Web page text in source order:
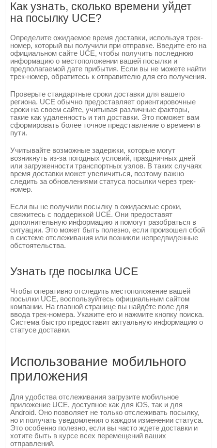
Как узнать, сколько времени уйдет
на посылку UCE?
Определите ожидаемое время доставки, используя трек-
номер, который вы получили при отправке. Введите его на
официальном сайте UCE, чтобы получить последнюю
информацию о местоположении вашей посылки и
предполагаемой дате прибытия. Если вы не можете найти
трек-номер, обратитесь к отправителю для его получения.
Проверьте стандартные сроки доставки для вашего
региона. UCE обычно предоставляет ориентировочные
сроки на своем сайте, учитывая различные факторы,
такие как удаленность и тип доставки. Это поможет вам
сформировать более точное представление о времени в
пути.
Учитывайте возможные задержки, которые могут
возникнуть из-за погодных условий, праздничных дней
или загруженности транспортных узлов. В таких случаях
время доставки может увеличиться, поэтому важно
следить за обновлениями статуса посылки через трек-
номер.
Если вы не получили посылку в ожидаемые сроки,
свяжитесь с поддержкой UCE. Они предоставят
дополнительную информацию и помогут разобраться в
ситуации. Это может быть полезно, если произошел сбой
в системе отслеживания или возникли непредвиденные
обстоятельства.
Узнать где посылка UCE
Чтобы оперативно отследить местоположение вашей
посылки UCE, воспользуйтесь официальным сайтом
компании. На главной странице вы найдёте поле для
ввода трек-номера. Укажите его и нажмите кнопку поиска.
Система быстро предоставит актуальную информацию о
статусе доставки.
Использование мобильного
приложения
Для удобства отслеживания загрузите мобильное
приложение UCE, доступное как для iOS, так и для
Android. Оно позволяет не только отслеживать посылку,
но и получать уведомления о каждом изменении статуса.
Это особенно полезно, если вы часто ждете доставки и
хотите быть в курсе всех перемещений ваших
отправлений.